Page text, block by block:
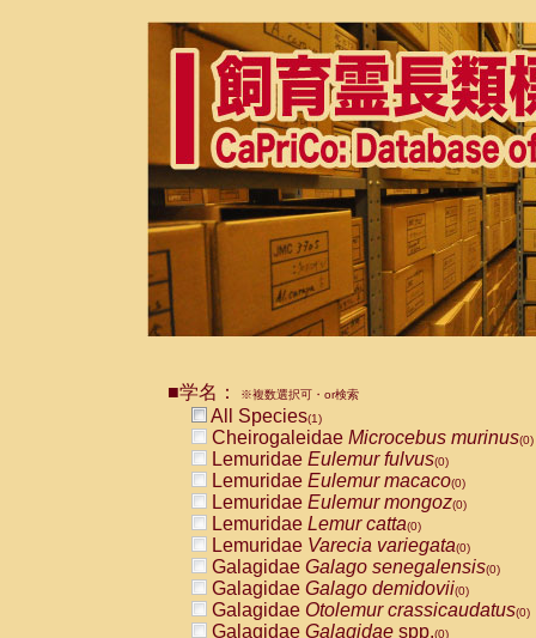
■学名： ※複数選択可・or検索
All Species(1)
Cheirogaleidae Microcebus murinus(0)
Lemuridae Eulemur fulvus(0)
Lemuridae Eulemur macaco(0)
Lemuridae Eulemur mongoz(0)
Lemuridae Lemur catta(0)
Lemuridae Varecia variegata(0)
Galagidae Galago senegalensis(0)
Galagidae Galago demidovii(0)
Galagidae Otolemur crassicaudatus(0)
Galagidae Galagidae spp.(0)